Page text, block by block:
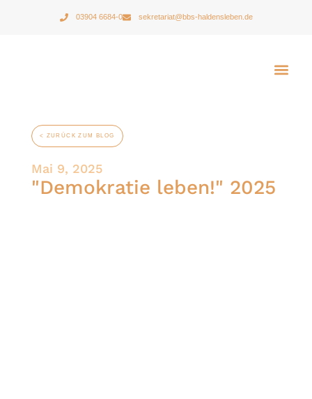
03904 6684-0 sekretariat@bbs-haldensleben.de
< ZURÜCK ZUM BLOG
Mai 9, 2025
"Demokratie leben!" 2025